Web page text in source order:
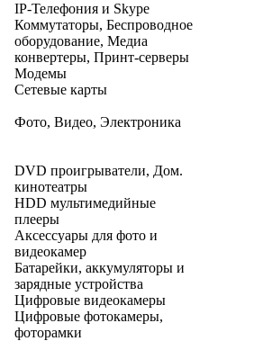
IP-Телефония и Skype
Коммутаторы, Беспроводное
оборудование, Медиа
конвертеры, Принт-серверы
Модемы
Сетевые карты
Фото, Видео, Электроника
DVD проигрыватели, Дом.
кинотеатры
HDD мультимедийные
плееры
Аксессуары для фото и
видеокамер
Батарейки, аккумуляторы и
зарядные устройства
Цифровые видеокамеры
Цифровые фотокамеры,
фоторамки